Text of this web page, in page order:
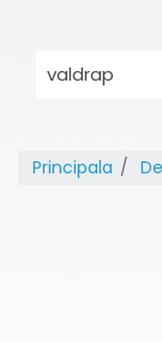
Principala